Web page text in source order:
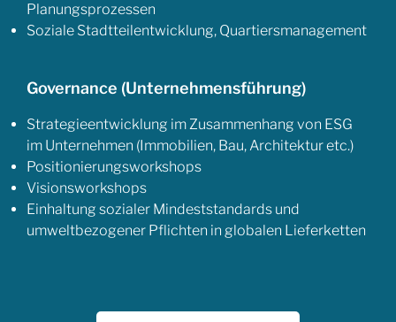
Planungsprozessen
Soziale Stadtteilentwicklung, Quartiersmanagement
Governance (Unternehmensführung)
Strategieentwicklung im Zusammenhang von ESG
im Unternehmen (Immobilien, Bau, Architektur etc.)
Positionierungsworkshops
Visionsworkshops
Einhaltung sozialer Mindeststandards und
umweltbezogener Pflichten in globalen Lieferketten